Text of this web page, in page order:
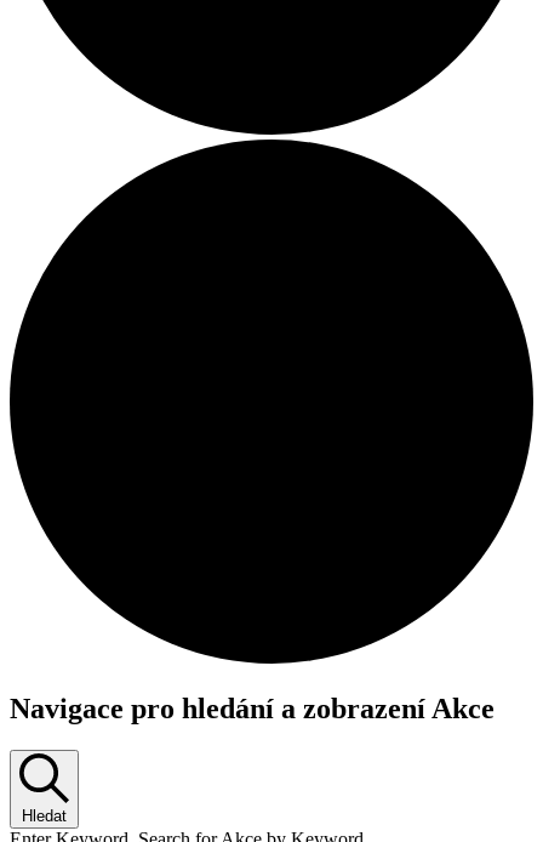
Akce
20
července,
Navigace pro hledání a zobrazení Akce
Hledat